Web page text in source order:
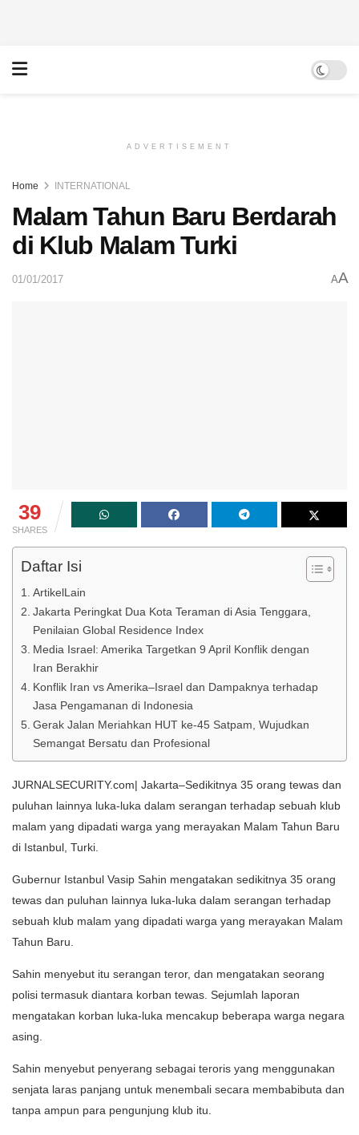
ADVERTISEMENT
Home INTERNATIONAL
Malam Tahun Baru Berdarah
di Klub Malam Turki
01/01/2017 AA
39
SHARES
Daftar Isi
ArtikelLain
Jakarta Peringkat Dua Kota Teraman di Asia Tenggara,
Penilaian Global Residence Index
Media Israel: Amerika Targetkan 9 April Konflik dengan
Iran Berakhir
Konflik Iran vs Amerika–Israel dan Dampaknya terhadap
Jasa Pengamanan di Indonesia
Gerak Jalan Meriahkan HUT ke-45 Satpam, Wujudkan
Semangat Bersatu dan Profesional
JURNALSECURITY.com| Jakarta–Sedikitnya 35 orang tewas dan
puluhan lainnya luka-luka dalam serangan terhadap sebuah klub
malam yang dipadati warga yang merayakan Malam Tahun Baru
di Istanbul, Turki.
Gubernur Istanbul Vasip Sahin mengatakan sedikitnya 35 orang
tewas dan puluhan lainnya luka-luka dalam serangan terhadap
sebuah klub malam yang dipadati warga yang merayakan Malam
Tahun Baru.
Sahin menyebut itu serangan teror, dan mengatakan seorang
polisi termasuk diantara korban tewas. Sejumlah laporan
mengatakan korban luka-luka mencakup beberapa warga negara
asing.
Sahin menyebut penyerang sebagai teroris yang menggunakan
senjata laras panjang untuk menembali secara membabibuta dan
tanpa ampun para pengunjung klub itu.